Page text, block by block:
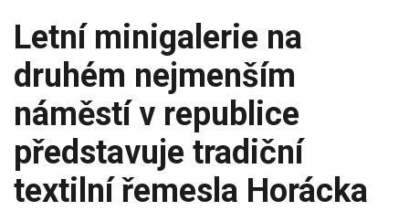
Letní minigalerie na
druhém nejmenším
náměstí v republice
představuje tradiční
textilní řemesla Horácka